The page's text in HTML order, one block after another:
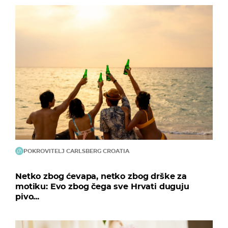
POKROVITELJ CARLSBERG CROATIA
Netko zbog ćevapa, netko zbog drške za
motiku: Evo zbog čega sve Hrvati duguju
pivo...